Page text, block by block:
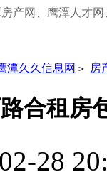
产网、鹰潭人才
潭久久信息网 > 房
合租房
28